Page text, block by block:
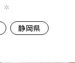
静岡県